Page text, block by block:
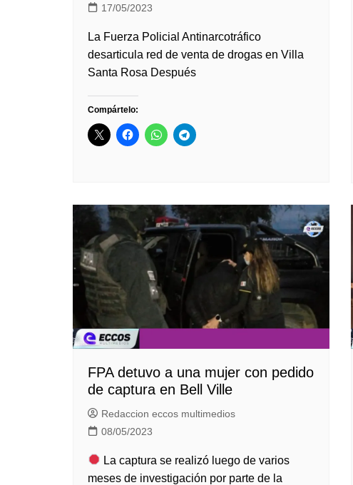
17/05/2023
La Fuerza Policial Antinarcotráfico
desarticula red de venta de drogas en Villa
Santa Rosa Después
Compártelo:
FPA detuvo a una mujer con pedido
de captura en Bell Ville
Redaccion eccos multimedios
08/05/2023
La captura se realizó luego de varios
meses de investigación por parte de la